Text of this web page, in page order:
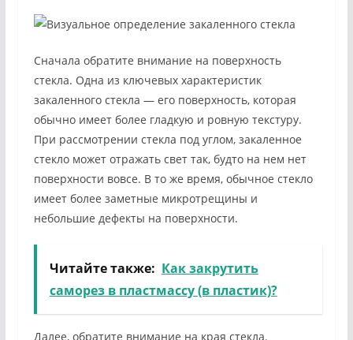
Сначала обратите внимание на поверхность
стекла. Одна из ключевых характеристик
закаленного стекла — его поверхность, которая
обычно имеет более гладкую и ровную текстуру.
При рассмотрении стекла под углом, закаленное
стекло может отражать свет так, будто на нем нет
поверхности вовсе. В то же время, обычное стекло
имеет более заметные микротрещины и
небольшие дефекты на поверхности.
Читайте также: Как закрутить
саморез в пластмассу (в пластик)?
Далее, обратите внимание на края стекла.